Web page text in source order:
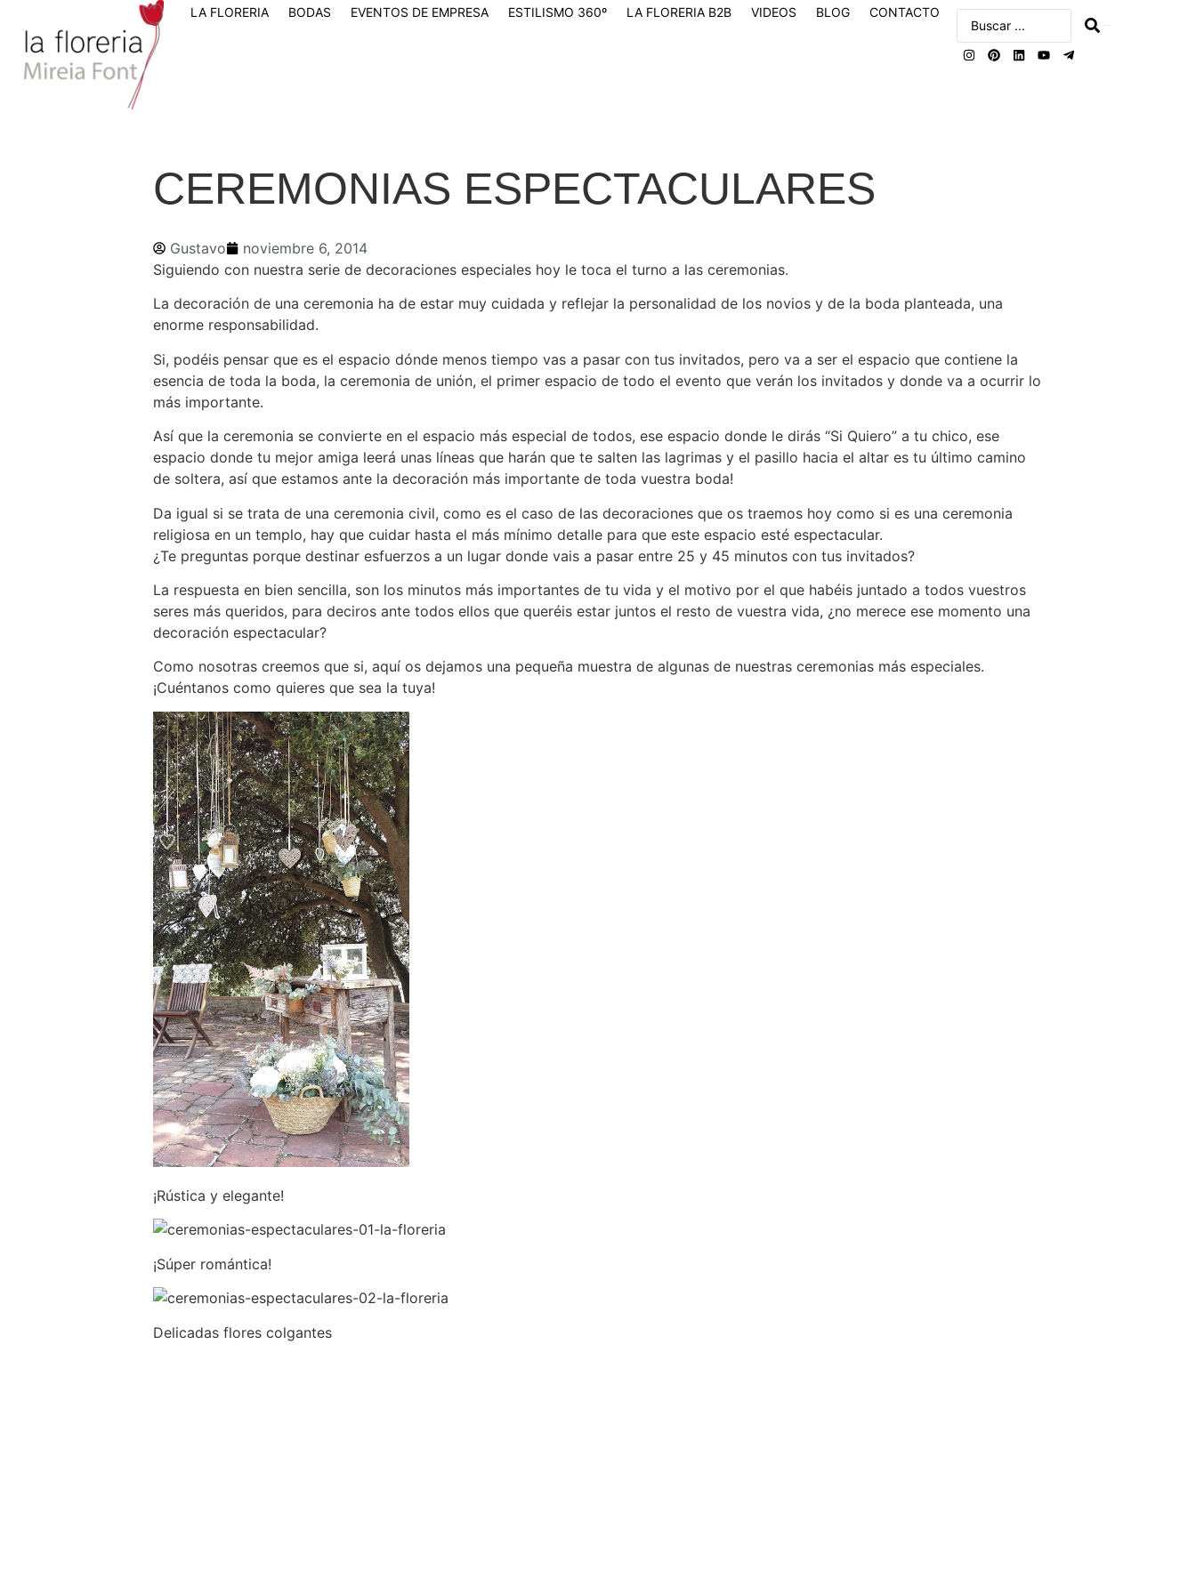
LA FLORERIA BODAS EVENTOS DE EMPRESA ESTILISMO 360º LA FLORERIA B2B VIDEOS BLOG CONTACTO
CEREMONIAS ESPECTACULARES
Gustavo
noviembre 6, 2014
Siguiendo con nuestra serie de decoraciones especiales hoy le toca el turno a las ceremonias.
La decoración de una ceremonia ha de estar muy cuidada y reflejar la personalidad de los novios y de la boda planteada, una
enorme responsabilidad.
Si, podéis pensar que es el espacio dónde menos tiempo vas a pasar con tus invitados, pero va a ser el espacio que contiene la
esencia de toda la boda, la ceremonia de unión, el primer espacio de todo el evento que verán los invitados y donde va a ocurrir lo
más importante.
Así que la ceremonia se convierte en el espacio más especial de todos, ese espacio donde le dirás “Si Quiero” a tu chico, ese
espacio donde tu mejor amiga leerá unas líneas que harán que te salten las lagrimas y el pasillo hacia el altar es tu último camino
de soltera, así que estamos ante la decoración más importante de toda vuestra boda!
Da igual si se trata de una ceremonia civil, como es el caso de las decoraciones que os traemos hoy como si es una ceremonia
religiosa en un templo, hay que cuidar hasta el más mínimo detalle para que este espacio esté espectacular.
¿Te preguntas porque destinar esfuerzos a un lugar donde vais a pasar entre 25 y 45 minutos con tus invitados?
La respuesta en bien sencilla, son los minutos más importantes de tu vida y el motivo por el que habéis juntado a todos vuestros
seres más queridos, para deciros ante todos ellos que queréis estar juntos el resto de vuestra vida, ¿no merece ese momento una
decoración espectacular?
Como nosotras creemos que si, aquí os dejamos una pequeña muestra de algunas de nuestras ceremonias más especiales.
¡Cuéntanos como quieres que sea la tuya!
¡Rústica y elegante!
¡Súper romántica!
Delicadas flores colgantes